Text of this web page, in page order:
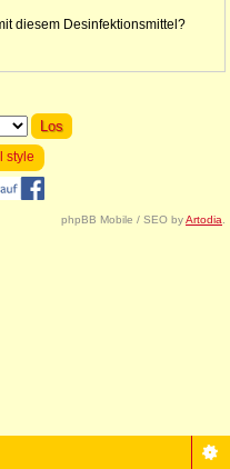
diesem Desinfektionsmittel?
style
phpBB Mobile / SEO byArtodia